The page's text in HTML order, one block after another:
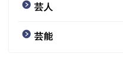
芸人
芸能